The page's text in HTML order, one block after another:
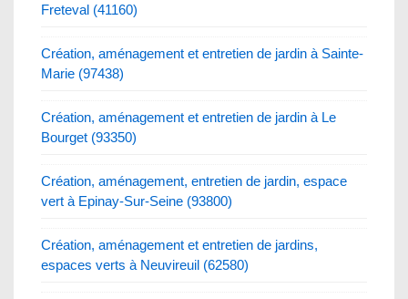
Freteval (41160)
Création, aménagement et entretien de jardin à Sainte-
Marie (97438)
Création, aménagement et entretien de jardin à Le
Bourget (93350)
Création, aménagement, entretien de jardin, espace
vert à Epinay-Sur-Seine (93800)
Création, aménagement et entretien de jardins,
espaces verts à Neuvireuil (62580)